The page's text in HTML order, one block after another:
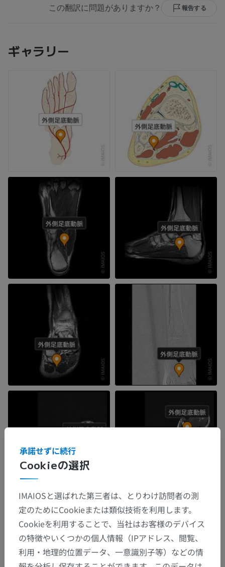
この翻訳に問題がありますか？ 報告する
ギャラリー
Cookieの選択
承諾せずに続行
IMAIOSと選ばれた第三者は、とりわけ訪問者の測
定のためにCookieまたは類似技術を利用します。
Cookieを利用することで、当社はお客様のデバイス
の特徴やいくつかの個人情報（IPアドレス、閲覧、
利用・地理的位置データ、一意識別子等）などの情